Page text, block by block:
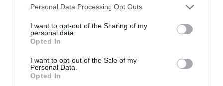
Personal Data Processing Opt Outs
I want to opt-out of the Sharing of my
personal data.
Opted In
I want to opt-out of the Sale of my
Personal Data.
Opted In